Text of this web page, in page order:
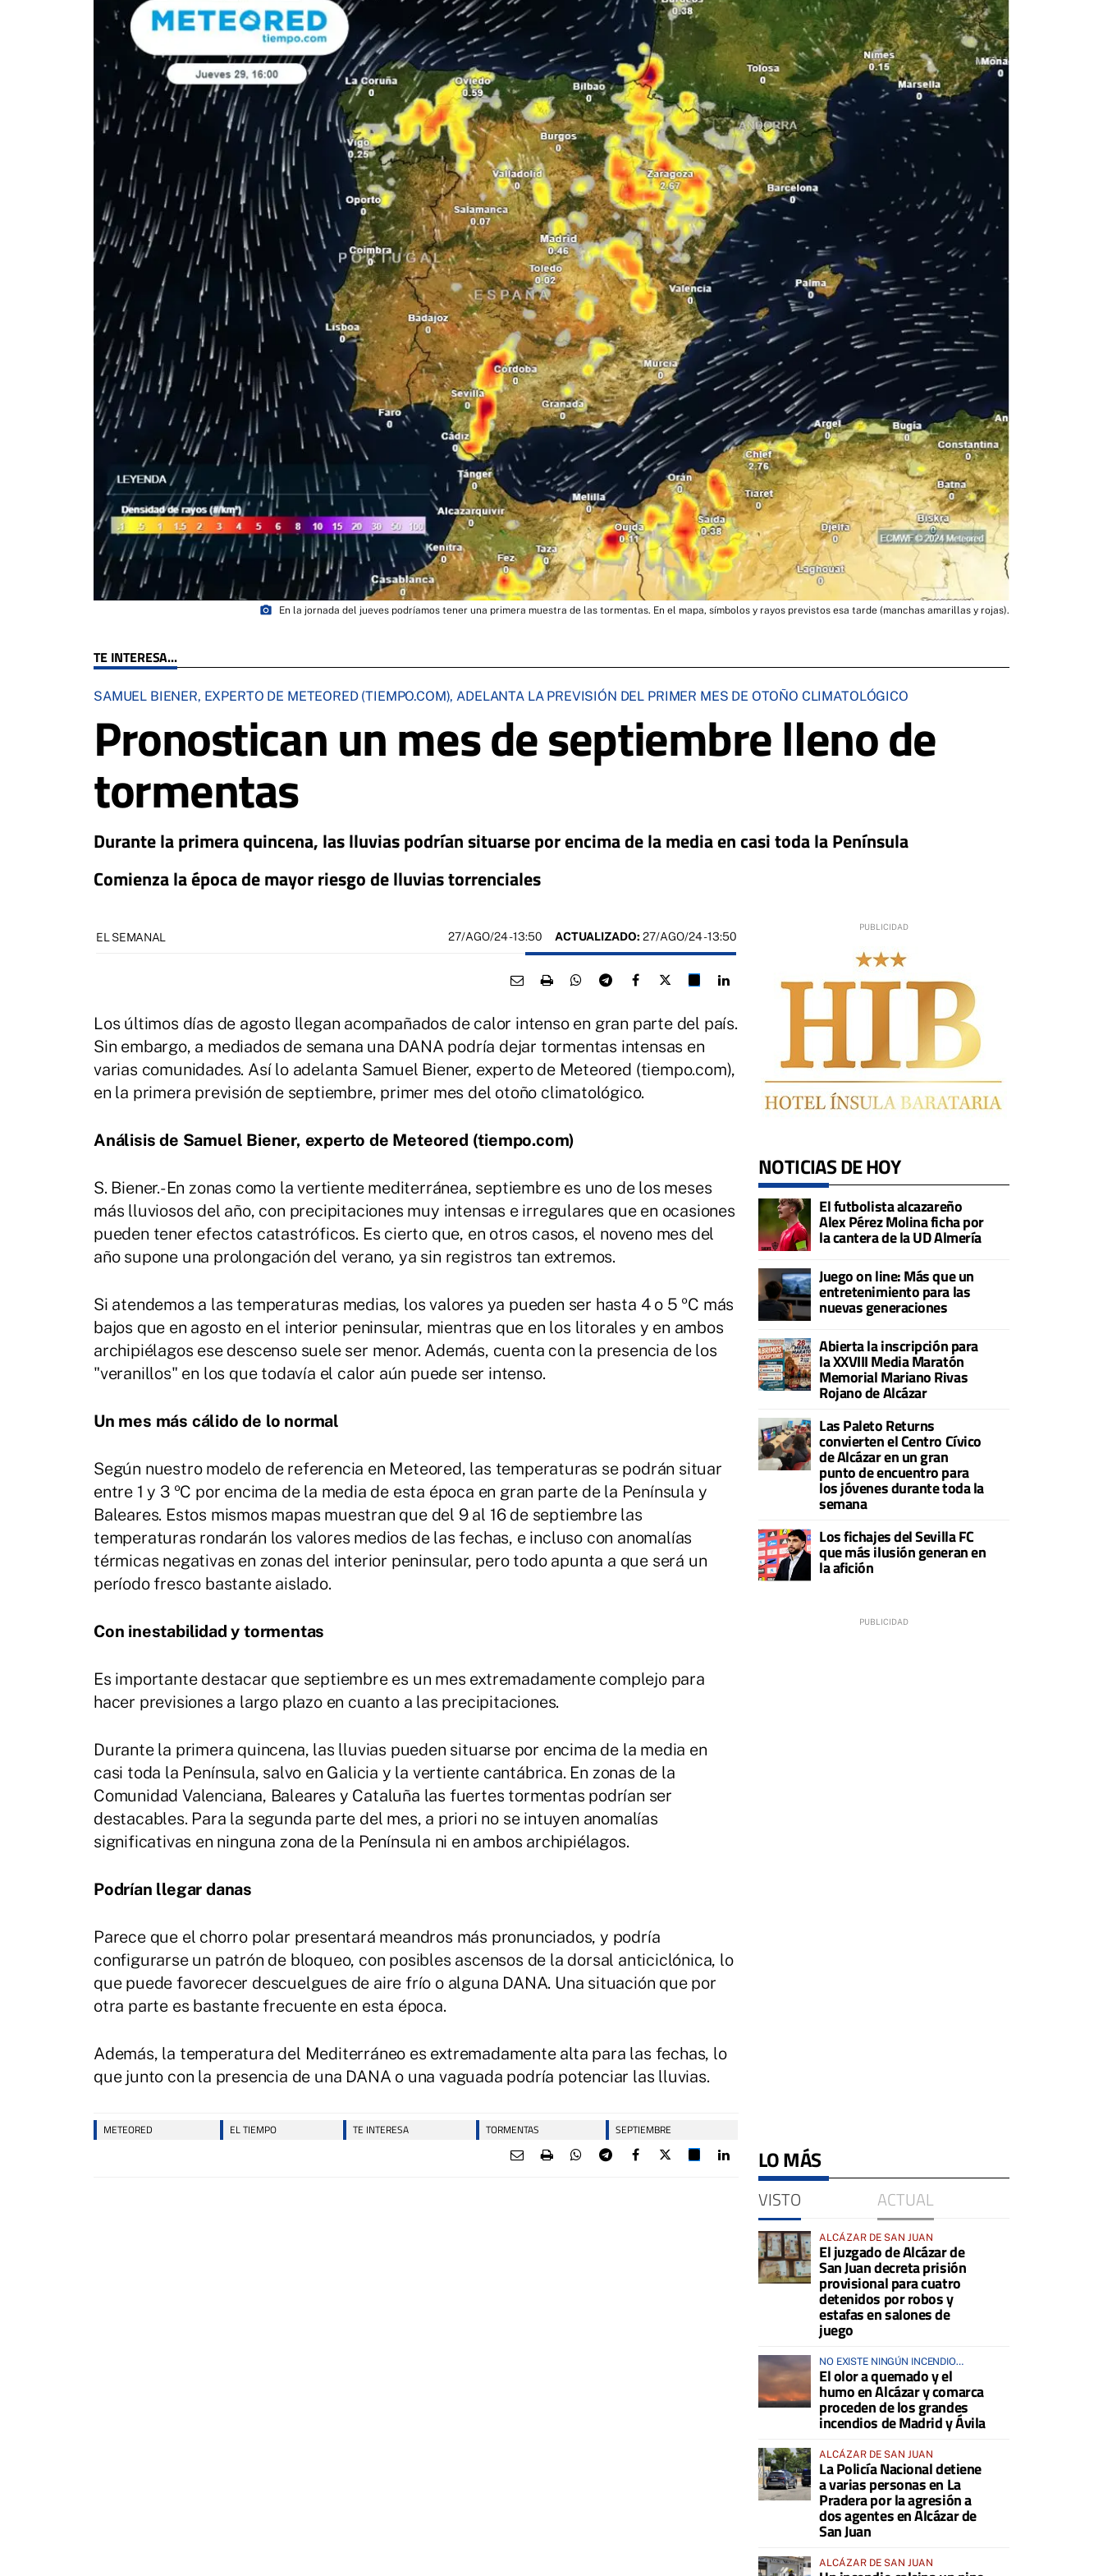
TE INTERESA...
SAMUEL BIENER, EXPERTO DE METEORED (TIEMPO.COM), ADELANTA LA PREVISIÓN DEL PRIMER MES DE OTOÑO CLIMATOLÓGICO
Pronostican un mes de septiembre lleno de
tormentas
Durante la primera quincena, las lluvias podrían situarse por encima de la media en casi toda la Península
Comienza la época de mayor riesgo de lluvias torrenciales
photo_camera En la jornada del jueves podríamos tener una primera muestra de las tormentas. En el mapa, símbolos y rayos previstos esa tarde (manchas amarillas y rojas).
EL SEMANAL 27/AGO/24- 13:50 ACTUALIZADO: 27/AGO/24 - 13:50
Los últimos días de agosto llegan acompañados de calor intenso en gran parte del país.
Sin embargo, a mediados de semana una DANA podría dejar tormentas intensas en
varias comunidades. Así lo adelanta Samuel Biener, experto de Meteored (tiempo.com),
en la primera previsión de septiembre, primer mes del otoño climatológico.
Análisis de Samuel Biener, experto de Meteored (tiempo.com)
S. Biener.- En zonas como la vertiente mediterránea, septiembre es uno de los meses
más lluviosos del año, con precipitaciones muy intensas e irregulares que en ocasiones
pueden tener efectos catastróficos. Es cierto que, en otros casos, el noveno mes del
año supone una prolongación del verano, ya sin registros tan extremos.
Si atendemos a las temperaturas medias, los valores ya pueden ser hasta 4 o 5 ºC más
bajos que en agosto en el interior peninsular, mientras que en los litorales y en ambos
archipiélagos ese descenso suele ser menor. Además, cuenta con la presencia de los
"veranillos" en los que todavía el calor aún puede ser intenso.
Un mes más cálido de lo normal
Según nuestro modelo de referencia en Meteored, las temperaturas se podrán situar
entre 1 y 3 ºC por encima de la media de esta época en gran parte de la Península y
Baleares. Estos mismos mapas muestran que del 9 al 16 de septiembre las
temperaturas rondarán los valores medios de las fechas, e incluso con anomalías
térmicas negativas en zonas del interior peninsular, pero todo apunta a que será un
período fresco bastante aislado.
Con inestabilidad y tormentas
Es importante destacar que septiembre es un mes extremadamente complejo para
hacer previsiones a largo plazo en cuanto a las precipitaciones.
Durante la primera quincena, las lluvias pueden situarse por encima de la media en
casi toda la Península, salvo en Galicia y la vertiente cantábrica. En zonas de la
Comunidad Valenciana, Baleares y Cataluña las fuertes tormentas podrían ser
destacables. Para la segunda parte del mes, a priori no se intuyen anomalías
significativas en ninguna zona de la Península ni en ambos archipiélagos.
Podrían llegar danas
Parece que el chorro polar presentará meandros más pronunciados, y podría
configurarse un patrón de bloqueo, con posibles ascensos de la dorsal anticiclónica, lo
que puede favorecer descuelgues de aire frío o alguna DANA. Una situación que por
otra parte es bastante frecuente en esta época.
Además, la temperatura del Mediterráneo es extremadamente alta para las fechas, lo
que junto con la presencia de una DANA o una vaguada podría potenciar las lluvias.
METEORED EL TIEMPO TE INTERESA TORMENTAS SEPTIEMBRE
NOTICIAS DE HOY
El futbolista alcazareño
Alex Pérez Molina ficha por
la cantera de la UD Almería
Juego on line: Más que un
entretenimiento para las
nuevas generaciones
Abierta la inscripción para
la XXVIII Media Maratón
Memorial Mariano Rivas
Rojano de Alcázar
Las Paleto Returns
convierten el Centro Cívico
de Alcázar en un gran
punto de encuentro para
los jóvenes durante toda la
semana
Los fichajes del Sevilla FC
que más ilusión generan en
la afición
LO MÁS
VISTO ACTUAL
ALCÁZAR DE SAN JUAN
El juzgado de Alcázar de
San Juan decreta prisión
provisional para cuatro
detenidos por robos y
estafas en salones de
juego
NO EXISTE NINGÚN INCENDIO
ACTIVO EN LA COMARCA
El olor a quemado y el
humo en Alcázar y comarca
proceden de los grandes
incendios de Madrid y Ávila
ALCÁZAR DE SAN JUAN
La Policía Nacional detiene
a varias personas en La
Pradera por la agresión a
dos agentes en Alcázar de
San Juan
ALCÁZAR DE SAN JUAN